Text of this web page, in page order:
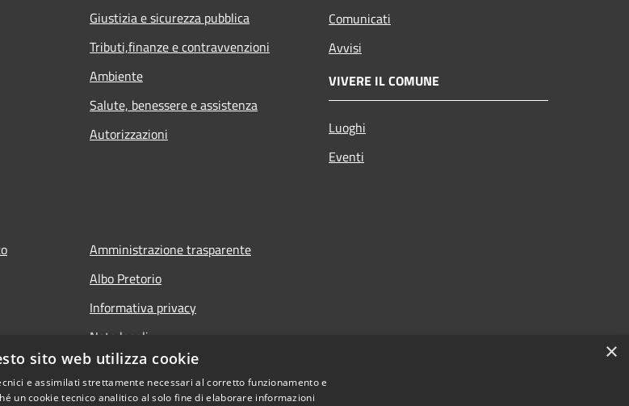
Giustizia e sicurezza pubblica
Tributi,finanze e contravvenzioni
Ambiente
Salute, benessere e assistenza
Autorizzazioni
Comunicati
Avvisi
VIVERE IL COMUNE
Luoghi
Eventi
Amministrazione trasparente
Albo Pretorio
Informativa privacy
Note legali
Dichiarazione di accessibilità
×
sito web utilizza cookie
e assimilati strettamente necessari al corretto funzionamento e
un cookie tecnico analitico al solo fine di elaborare informazioni